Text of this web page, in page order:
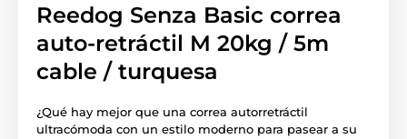
Reedog Senza Basic correa
auto-retráctil M 20kg / 5m
cable / turquesa
¿Qué hay mejor que una correa autorretráctil
ultracómoda con un estilo moderno para pasear a su